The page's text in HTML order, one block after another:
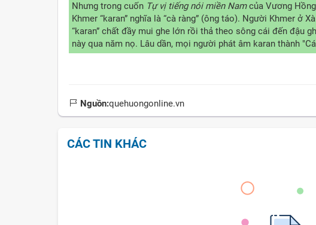
Nhưng trong cuốn Tự vị tiếng nói miền Namcủa Vương
Khmer “karan” nghĩa là “cà ràng” (ông táo). Người Khmer ở
“karan” chất đầy mui ghe lớn rồi thả theo sông cái đến đậu
này qua năm nọ. Lâu dần, mọi người phát âm karan thành
Nguồn:quehuongonline.vn
CÁC TIN KHÁC